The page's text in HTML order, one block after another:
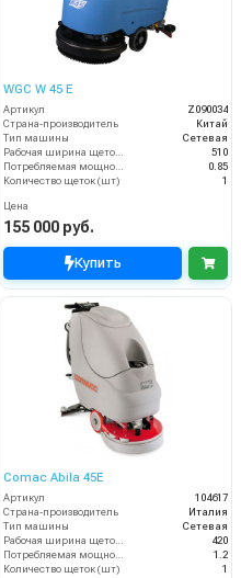
WGC W 45 E
Артикул
Z090034
Страна-производитель
Китай
Тип машины
Сетевая
510
0.85
Количество щеток (шт)
1
Цена
155 000 руб.
Купить
Comac Abila 45E
Артикул
104617
Страна-производитель
Италия
Тип машины
Сетевая
420
1.2
Количество щеток (шт)
1